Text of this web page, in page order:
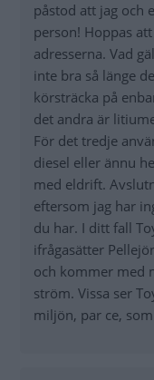
påstod att jag och
person! Hoppas
adresserna. Vad
inte bra så länge
körsträcka på
det andra är
För det tredje
diesel eller ännu
med eldrift.
eftersom jag har
du har. I ditt fall
ifrågasätter
och kommer med
ström. Vissa ser
miljön, par ce,